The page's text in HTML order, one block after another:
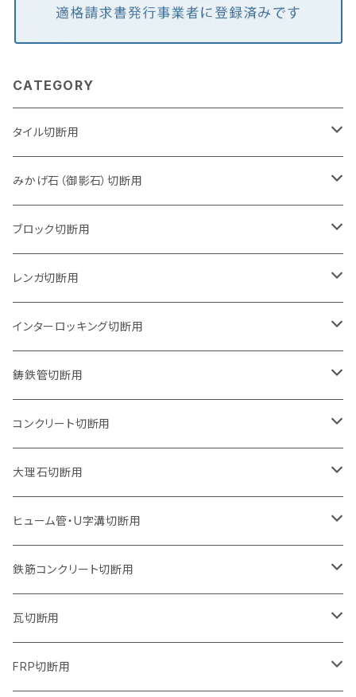
CATEGORY
タイル切断用
105mm（4インチ）
125mm（5インチ）
グラインダー取付用
石井超硬電動切断機 取付用
みかげ石（御影石）切断用
105mm（4インチ）
セグメントタイプ
セグメントタイプ（ビス穴付き
125mm（5インチ）
セグメントタイプ
セグメントタイプ（ビス穴付き
150mm（6インチ）
セグメントタイプ
180mm（7インチ）
セグメントタイプ
205mm（8インチ）
セグメントタイプ
230mm（9インチ）
セグメントタイプ
305mm（12インチ）
セグメント
セグメント（特殊凸凹加工チップ）
355mm（14インチ）
セグメント
セグメント（特殊凸凹加工チップ）
405mm（16インチ）
セグメントタイプ
ブロック切断用
105mm（4インチ）
セグメントタイプ
ウェーブタイプ
125mm（5インチ）
セグメントタイプ
ウェーブタイプ
150mm（6インチ）
セグメントタイプ
ウェーブタイプ
180mm（7インチ）
セグメントタイプ
ウェーブタイプ
205mm（8インチ）
セグメントタイプ
ウェーブタイプ
230mm（9インチ）
セグメントタイプ
ウェーブタイプ
255mm（10インチ）
セグメントタイプ
305mm（12インチ）
セグメント
355mm（14インチ）
レンガ切断用
105mm（4インチ）
セグメントタイプ
ウェーブタイプ
125mm（5インチ）
セグメントタイプ
ウェーブタイプ
150mm（6インチ）
セグメントタイプ
ウェーブタイプ
180mm（7インチ）
セグメントタイプ
ウェーブタイプ
205mm（8インチ）
セグメントタイプ
ウェーブタイプ
230mm（9インチ）
セグメントタイプ
ウェーブタイプ
255mm（10インチ）
セグメントタイプ
305mm（12インチ）
インターロッキング切断用
105mm（4インチ）
セグメントタイプ
セグメントタイプ（ビス穴付き
125mm（5インチ）
セグメントタイプ
セグメントタイプ（ビス穴付き
150mm（6インチ）
セグメントタイプ
180mm（7インチ）
セグメントタイプ
205mm（8インチ）
セグメントタイプ
230mm（9インチ）
セグメントタイプ
255mm（10インチ）
鋳鉄管切断用
105mm（4インチ）
セグメントタイプ
セグメントタイプ（ビス穴付き
125mm（5インチ）
セグメントタイプ
セグメントタイプ（ビス穴付き
150mm（6インチ）
セグメントタイプ
180mm（7インチ）
セグメントタイプ
205mm（8インチ）
セグメントタイプ
230mm（9インチ）
コンクリート切断用
105mm（4インチ）
セグメントタイプ
ウェーブタイプ
125mm（5インチ）
セグメントタイプ
ウェーブタイプ
150mm（6インチ）
セグメントタイプ
ウェーブタイプ
180mm（7インチ）
セグメントタイプ
205mm（8インチ）
大理石切断用
125mm（5インチ）
ヒューム管・U字溝切断用
105mm（4インチ）
セグメントタイプ
125mm（5インチ）
セグメントタイプ
150mm（6インチ）
鉄筋コンクリート切断用
305mm（12インチ）
セグメントタイプ
355mm（14インチ）
瓦切断用
105mm（4インチ）
FRP切断用